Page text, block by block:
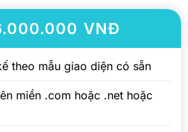
VNĐ
theo mẫu giao diện có sẵn
miền .com hoặc .net hoặc